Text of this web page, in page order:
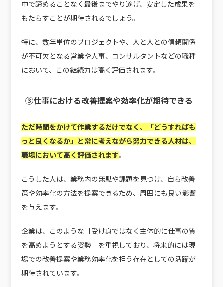
中で諦めることなく最後までやり遂げ、安定した成果を
もたらすことが期待されるでしょう。
特に、数年単位のプロジェクトや、人と人との信頼関係
が不可欠となる営業や人事、コンサルタントなどの職種
において、この継続力は高く評価されます。
③仕事における改善提案や効率化が期待できる
ただ時間をかけて作業するだけでなく、「どうすればも
っと良くなるか」と常に考えながら努力できる人材は、
職場において高く評価されます。
こうした人は、業務内の無駄や課題を見つけ、自ら改善
策や効率化の方法を提案できるため、周囲にも良い影響
を与えます。
企業は、このような［受け身ではなく主体的に仕事の質
を高めようとする姿勢］を重視しており、将来的には現
場での改善提案や業務効率化を担う存在としての活躍が
期待されています。